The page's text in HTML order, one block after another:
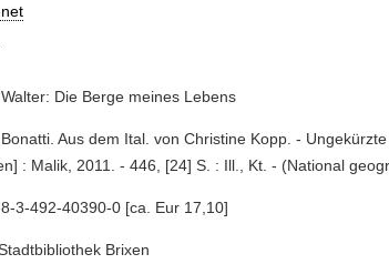
Die Berge meines Lebens
Aus dem Ital. von Christine Kopp. -
: Malik, 2011. - 446, [24] S. : Ill., Kt. - (National
3-492-40390-0 [ca. Eur 17,10]
Brixen